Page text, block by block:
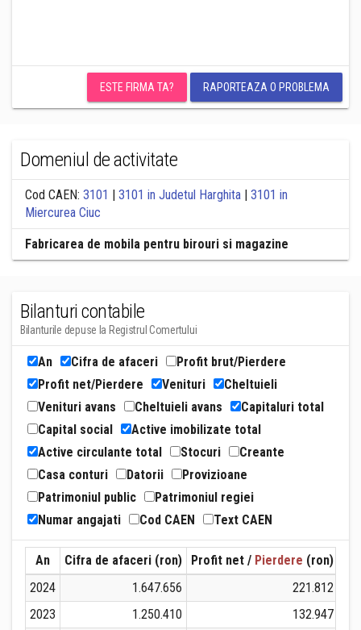
ESTE FIRMA TA? RAPORTEAZA O PROBLEMA
Domeniul de activitate
Cod CAEN: 3101 | 3101 in Judetul Harghita | 3101 in
Miercurea Ciuc
Fabricarea de mobila pentru birouri si magazine
Bilanturi contabile
Bilanturile depuse la Registrul Comertului
An Cifra de afaceri
Profit brut/Pierdere
Profit net/Pierdere
Venituri
Cheltuieli
Venituri avans
Cheltuieli avans
Capitaluri total
Capital social
Active imobilizate total
Active circulante total
Stocuri
Creante
Casa conturi
Datorii
Provizioane
Patrimoniul public
Patrimoniul regiei
Numar angajati
Cod CAEN Text CAEN
An Cifra de afaceri (ron) Profit net / Pierdere (ron)
2024
1.647.656
221.812
2023
1.250.410
132.947